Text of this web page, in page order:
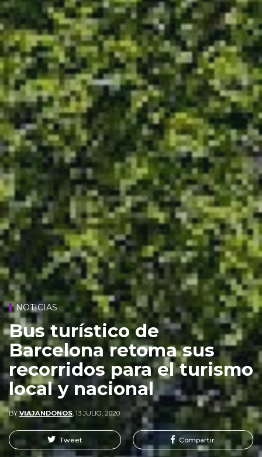
NOTICIAS
Bus turístico de
Barcelona retoma sus
recorridos para el turismo
local y nacional
BY VIAJANDONOS 13 JULIO, 2020
Tweet Compartir